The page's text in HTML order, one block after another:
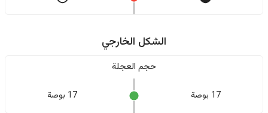
الشكل الخارجي
حجم العجلة
17 بوصة 17 بوصة